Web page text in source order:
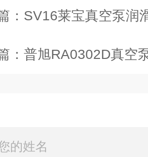
： SV16莱宝真空泵润
： 普旭RA0302D真空